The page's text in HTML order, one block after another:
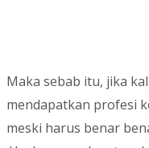
Maka sebab itu, jika
mendapatkan profesi
meski harus benar